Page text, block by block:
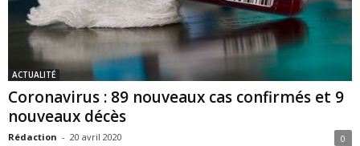
ACTUALITÉ
Coronavirus : 89 nouveaux cas confirmés et 9
nouveaux décès
Rédaction - 20 avril 2020 0